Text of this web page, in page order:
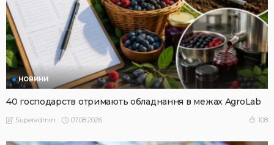
НОВИНИ
40 господарств отримають обладнання в межах AgroLab
Superadmin 07.08.2026 108